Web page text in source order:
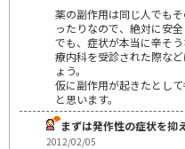
薬の副作用は同じ人でも
ったりなので、絶対に安
でも、症状が本当に辛そ
療内科を受診された際な
ょう。
仮に副作用が起きたとし
と思います。
まずは発作性の症状を抑
2012/02/05